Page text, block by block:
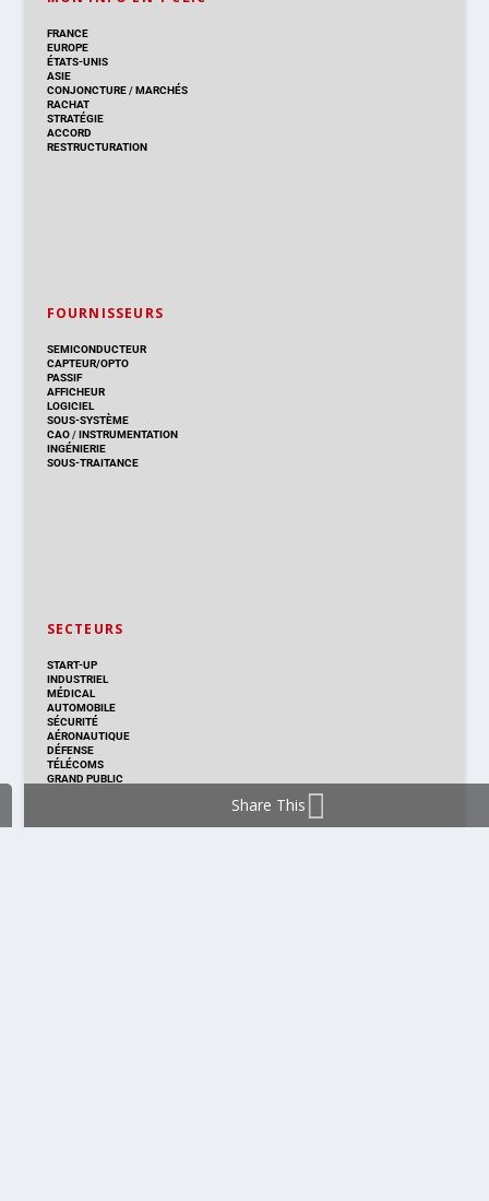
FRANCE
EUROPE
ÉTATS-UNIS
ASIE
CONJONCTURE/MARCHÉS
RACHAT
STRATÉGIE
ACCORD
RESTRUCTURATION
FOURNISSEURS
SEMICONDUCTEUR
CAPTEUR/OPTO
PASSIF
AFFICHEUR
LOGICIEL
SOUS-SYSTÈME
CAO/INSTRUMENTATION
INGÉNIERIE
SOUS-TRAITANCE
SECTEURS
START-UP
INDUSTRIEL
MÉDICAL
AUTOMOBILE
SÉCURITÉ
AÉRONAUTIQUE
DÉFENSE
TÉLÉCOMS
GRAND PUBLIC
Share This